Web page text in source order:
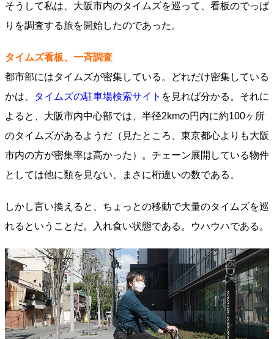
そうして私は、大阪市内のタイムズを巡って、看板のでっぱ
りを調査する旅を開始したのであった。
タイムズ看板、一斉調査
都市部にはタイムズが密集している。どれだけ密集している
かは、
タイムズの駐車場検索サイト を見れば分かる。それに
よると、大阪市内中心部では、半径2kmの円内に約100ヶ所
のタイムズがあるようだ（見たところ、東京都心よりも大阪
市内の方が密集率は高かった）。チェーン展開している物件
としては他に類を見ない、まさに桁違いの数である。
しかし言い換えると、ちょっとの移動で大量のタイムズを巡
れるということだ。入れ食い状態である。ウハウハである。